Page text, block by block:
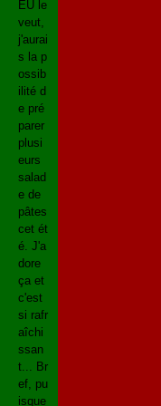
EU le
veut,
j'aurai
s la p
ossib
ilité d
e pré
parer
plusi
eurs
salad
e de
pâtes
cet ét
é. J'a
dore
ça et
c'est
si rafr
aîchi
ssan
t... Br
ef, pu
isque